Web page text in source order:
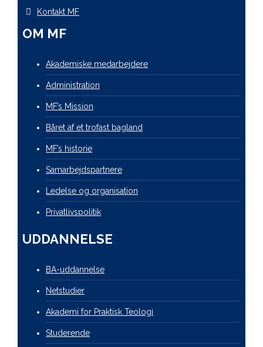
Kontakt MF
OM MF
Akademiske medarbejdere
Administration
MF’s Mission
Båret af et trofast bagland
MF’s historie
Samarbejdspartnere
Ledelse og organisation
Privatlivspolitik
UDDANNELSE
BA-uddannelse
Netstudier
Akademi for Praktisk Teologi
Studerende